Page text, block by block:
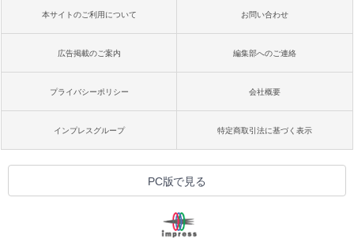
本サイトのご利用について お問い合わせ
広告掲載のご案内 編集部へのご連絡
プライバシーポリシー 会社概要
インプレスグループ 特定商取引法に基づく表示
PC版で見る